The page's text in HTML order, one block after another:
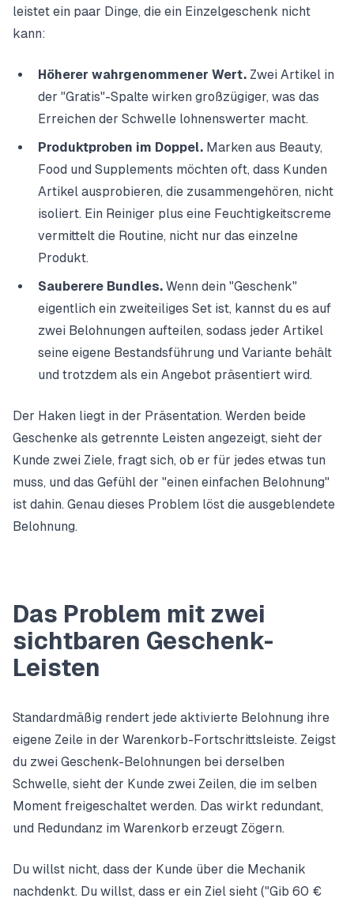
leistet ein paar Dinge, die ein Einzelgeschenk nicht
kann:
Höherer wahrgenommener Wert. Zwei Artikel in
der "Gratis"-Spalte wirken großzügiger, was das
Erreichen der Schwelle lohnenswerter macht.
Produktproben im Doppel. Marken aus Beauty,
Food und Supplements möchten oft, dass Kunden
Artikel ausprobieren, die zusammengehören, nicht
isoliert. Ein Reiniger plus eine Feuchtigkeitscreme
vermittelt die Routine, nicht nur das einzelne
Produkt.
Sauberere Bundles. Wenn dein "Geschenk"
eigentlich ein zweiteiliges Set ist, kannst du es auf
zwei Belohnungen aufteilen, sodass jeder Artikel
seine eigene Bestandsführung und Variante behält
und trotzdem als ein Angebot präsentiert wird.
Der Haken liegt in der Präsentation. Werden beide
Geschenke als getrennte Leisten angezeigt, sieht der
Kunde zwei Ziele, fragt sich, ob er für jedes etwas tun
muss, und das Gefühl der "einen einfachen Belohnung"
ist dahin. Genau dieses Problem löst die ausgeblendete
Belohnung.
Das Problem mit zwei
sichtbaren Geschenk-
Leisten
Standardmäßig rendert jede aktivierte Belohnung ihre
eigene Zeile in der Warenkorb-Fortschrittsleiste. Zeigst
du zwei Geschenk-Belohnungen bei derselben
Schwelle, sieht der Kunde zwei Zeilen, die im selben
Moment freigeschaltet werden. Das wirkt redundant,
und Redundanz im Warenkorb erzeugt Zögern.
Du willst nicht, dass der Kunde über die Mechanik
nachdenkt. Du willst, dass er ein Ziel sieht ("Gib 60 €